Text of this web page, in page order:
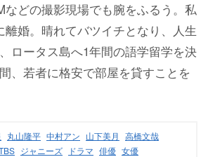
などの撮影現場でも腕をふるう。私
婚。晴れてバツイチとなり、人生
ロータス島へ1年間の語学留学を決
、若者に格安で部屋を貸すことを
丸山隆平 中村アン 山下美月 高橋文哉
ジャニーズ ドラマ 俳優 女優